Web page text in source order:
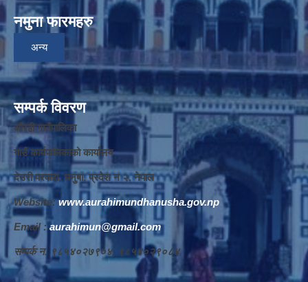
नमुना फारमहरु
अन्य
सम्पर्क विवरण
औरही गाउँपालिका
गाउँ कार्यपालिकाको कार्यालय
देउरी परवाहा, धनुषा, प्रदेश न‌‍ २, नेपाल
Website:www.aurahimundhanusha.gov.np
Email : aurahimun@gmail.com
सम्पर्क न‌‍. ९८५४०२७९०४, ९८५४०२९०८४